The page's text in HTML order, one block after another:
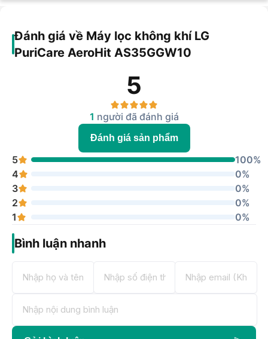
Đánh giá về Máy lọc không khí LG
PuriCare AeroHit AS35GGW10
5
1 người đã đánh giá
Đánh giá sản phẩm
5
100%
4
0%
3
0%
2
0%
1
0%
Bình luận nhanh